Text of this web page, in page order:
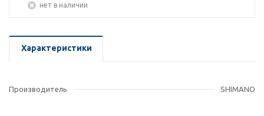
Нет в наличии
Характеристики
Производитель SHIMANO